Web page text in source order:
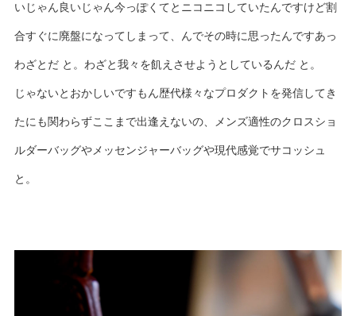
いじゃん良いじゃん今っぽくてとニコニコしていたんですけど割
合すぐに廃盤になってしまって、んでその時に思ったんですあっ
わざとだ と。わざと我々を飢えさせようとしているんだ と。
じゃないとおかしいですもん歴代様々なプロダクトを発信してき
たにも関わらずここまで出逢えないの、メンズ適性のクロスショ
ルダーバッグやメッセンジャーバッグや現代感覚でサコッシュ
と。